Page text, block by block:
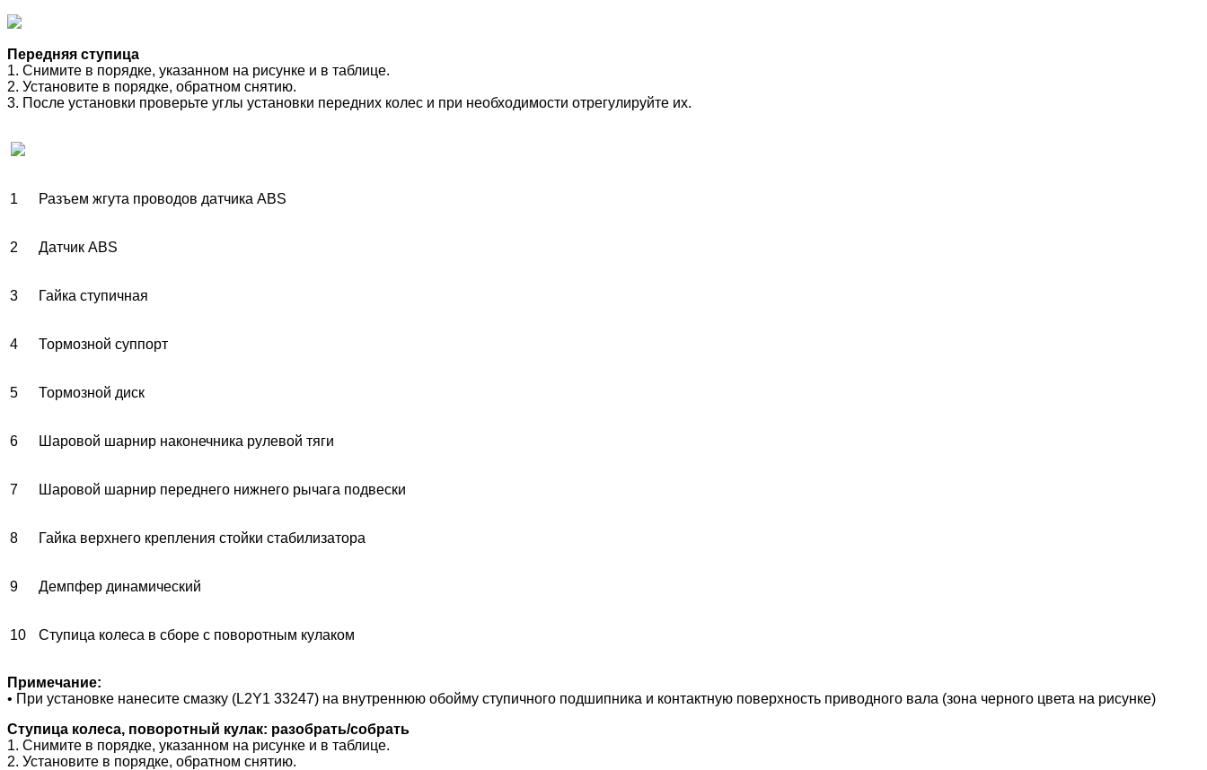
Передняя ступица
1. Снимите в порядке, указанном на рисунке и в таблице.
2. Установите в порядке, обратном снятию.
3. После установки проверьте углы установки передних колес и при необходимости отрегулируйте их.
1 Разъем жгута проводов датчика ABS
2 Датчик ABS
3 Гайка ступичная
4 Тормозной суппорт
5 Тормозной диск
6 Шаровой шарнир наконечника рулевой тяги
7 Шаровой шарнир переднего нижнего рычага подвески
8 Гайка верхнего крепления стойки стабилизатора
9 Демпфер динамический
10 Ступица колеса в сборе с поворотным кулаком
Примечание:
• При установке нанесите смазку (L2Y1 33247) на внутреннюю обойму ступичного подшипника и контактную поверхность приводного вала (зона черного цвета на рисунке)
Ступица колеса, поворотный кулак: разобрать/собрать
1. Снимите в порядке, указанном на рисунке и в таблице.
2. Установите в порядке, обратном снятию.